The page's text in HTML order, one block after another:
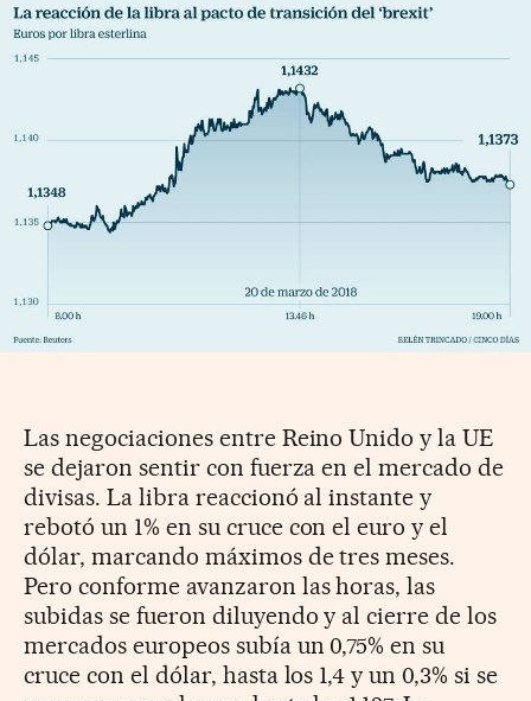
Las negociaciones entre Reino Unido y la UE
se dejaron sentir con fuerza en el mercado de
divisas. La libra reaccionó al instante y
rebotó un 1% en su cruce con el euro y el
dólar, marcando máximos de tres meses.
Pero conforme avanzaron las horas, las
subidas se fueron diluyendo y al cierre de los
mercados europeos subía un 0,75% en su
cruce con el dólar, hasta los 1,4 y un 0,3% si se